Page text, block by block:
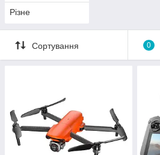
Різне
Сортування 0